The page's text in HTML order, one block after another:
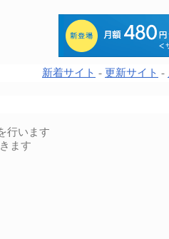
新着サイト - 更新サイト -
行います
ます